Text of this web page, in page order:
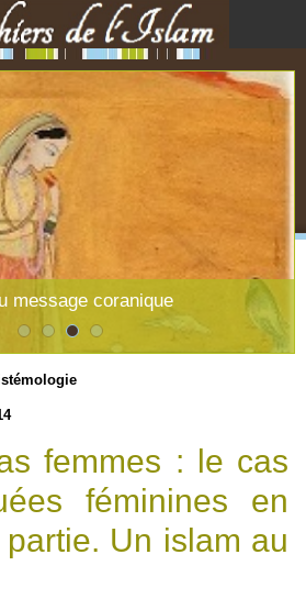
message coranique
femmes : le cas
féminines en
Un islam au